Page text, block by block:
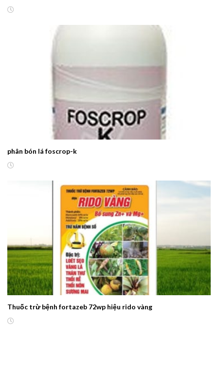
phân bón lá foscrop-k
Thuốc trừ bệnh fortazeb 72wp hiệu rido vàng